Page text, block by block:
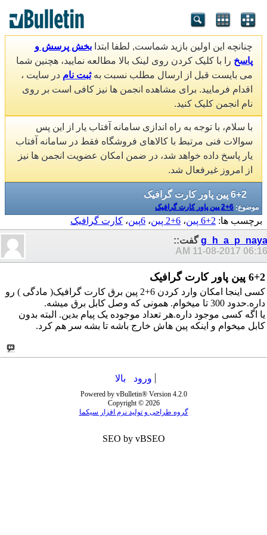
چنانچه این اولین بازید شماست, لطفا ابتدا بخش پرسش و
پاسخ را با کلیک کردن روی لینک بالا مطالعه نمایید، هچنین شما
می بایست قبل از ارسال مطلب نسبت بهثبت نام در سایت ،
اقدام فرمایید. برای مشاهده انجمن ها نیز کافی است بر روی
نام انجمن کلیک کنید.
با سلام، با توجه به راه اندازی سامانه آفتاب یار از این پس
سوالات فنی مرتبط با کالاهای فروشگاه فقط در سامانه آفتاب
یار پاسخ داده خواهد شد، در ضمن امکان عضویت انجمن ها نیز
از امروز غیرفعال شد.
6+2 پین پاور کارت گرافیک
موضوع: 6+2 پین پاور کارت گرافیک
برچسب ها: 2+6 پین ، 6+2 پین ، 6پین ، کارت گرافیک
g_h_a_p_nayaگفت::
11-08-2017 06:16 AM
6+2 پین پاور کارت گرافیک
کسی اینجا امکان وارد کردن 6+2 پین برق کارت گرافیک( مادگی ) رو
داره.حدود 300 تا میخوام. همونی که وصل کابل برق میشه.
یا اگه کسی موجود داره.هر تعداد موجوده یک پیام بدین. البته بدون
کابل میخوام و اینکه پین هاش خارج باشه تا بشه سر هم کرد.
ورود بالا
Powered by vBulletin® Version 4.2.0
Copyright © 2026
گروه طراحی و تولید نرم افزار سیکما
SEO by vBSEO